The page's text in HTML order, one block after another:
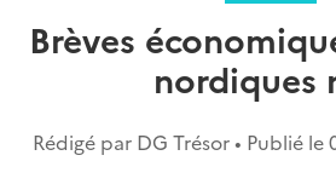
Brèves
nordiques
Rédigé par DG Trésor • Publié le